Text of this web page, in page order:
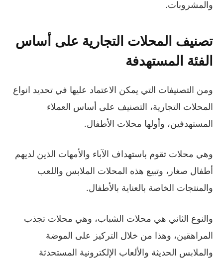
والمشروبات.
تصنيف المحلات التجارية على أساس
الفئة المستهدفة
ومن التصنيفات التي يمكن الاعتماد عليها في تحديد انواع
المحلات التجارية، التصنيف على أساس العملاء
المستهدفين، وأولها محلات الأطفال.
وهي محلات تقوم باستهداف الآباء والأمهات الذين لديهم
أطفال صغار، وتبيع هذه المحلات الملابس واللعب
والمنتجات الخاصة بالعناية بالأطفال.
والنوع الثاني هي محلات الشباب، وهي محلات تجذب
المراهقين، وهذا من خلال التركيز على الموضة
والملابس الحديثة والألعاب الإلكترونية المستحدثة